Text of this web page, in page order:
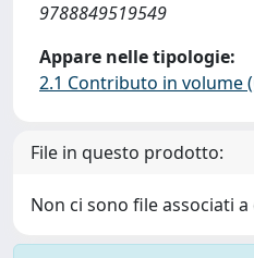
9788849519549
Appare nelle tipologie:
2.1 Contributo in volume
File in questo prodotto:
Non ci sono file associati